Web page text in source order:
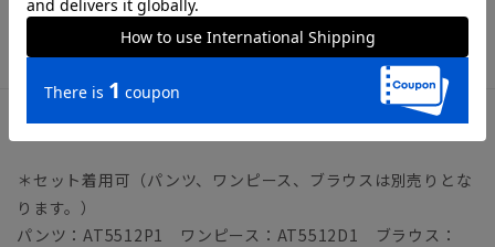
レディーススーツ ビジネス オフィスカジュアル オールシ
ーズン 日和 雨の日 テーラード
アイテム詳細
＊セット着用可（パンツ、ワンピース、ブラウスは別売りとな
ります。）
パンツ：AT5512P1 ワンピース：AT5512D1 ブラウス：